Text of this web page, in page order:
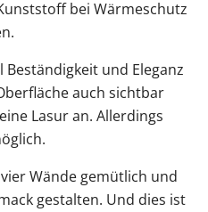
bei Wärmeschutz
und Eleganz
auch sichtbar
Lasur an. Allerdings
Wände gemütlich und
gestalten. Und dies ist